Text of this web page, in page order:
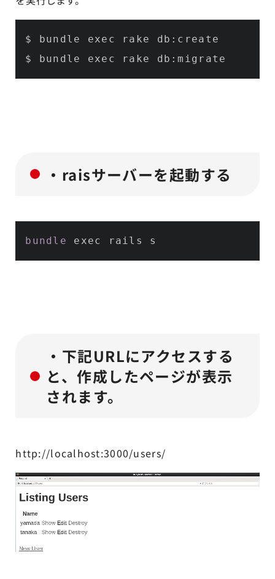
$ bundle exec rake db:create
・raisサーバーを起動する
bundle exec rails s
・下記URLにアクセスする
と、作成したページが表示
されます。
http://localhost:3000/users/